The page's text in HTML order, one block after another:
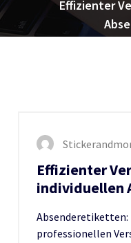
Effizienter
Effizienter
individuellen
Absenderetiketten:
professionellen